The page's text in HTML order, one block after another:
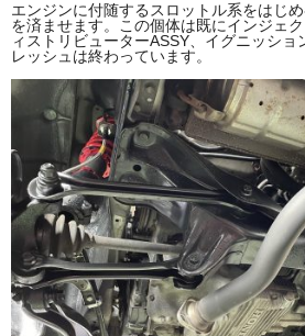
エンジンに付随するスロットル系をはじ
を済ませます。この個体は既にインジェ
ィストリビューターASSY、イグニッシ
レッシュは終わっています。